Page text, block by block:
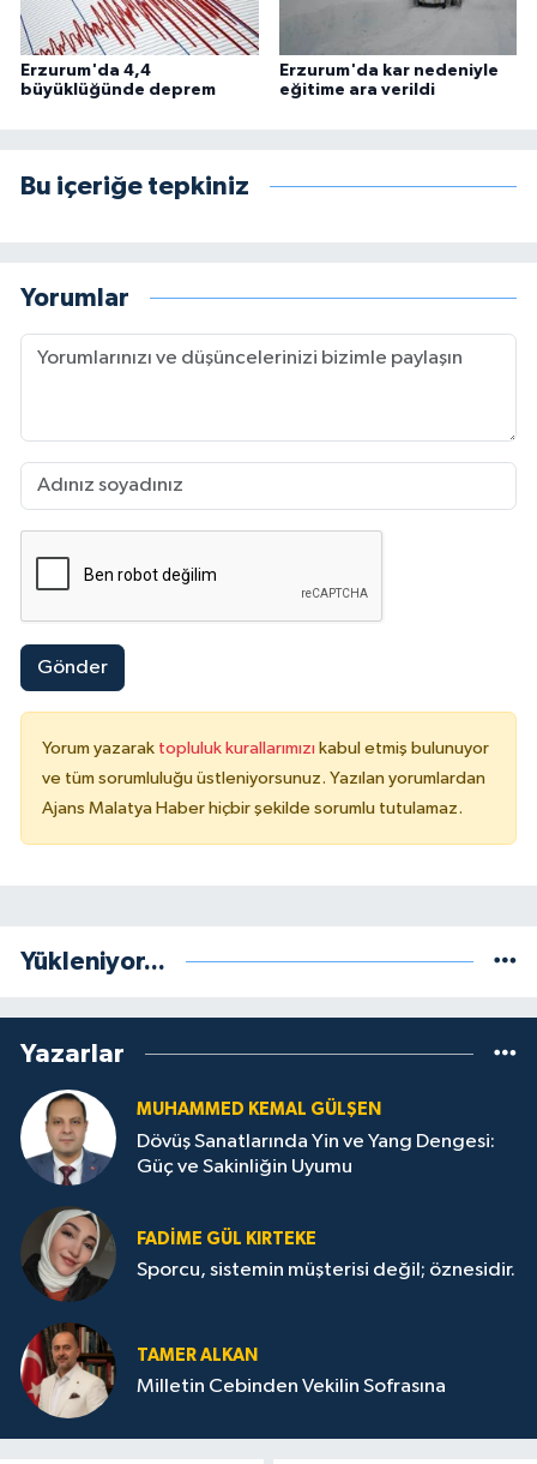
Erzurum'da 4,4
büyüklüğünde deprem
Erzurum'da kar nedeniyle
eğitime ara verildi
Bu içeriğe tepkiniz
Yorumlar
Gönder
Yorum yazarak topluluk kurallarımızı kabul etmiş bulunuyor
ve tüm sorumluluğu üstleniyorsunuz. Yazılan yorumlardan
Ajans Malatya Haber hiçbir şekilde sorumlu tutulamaz.
Yükleniyor...
Yazarlar
MUHAMMED KEMAL GÜLŞEN
Dövüş Sanatlarında Yin ve Yang Dengesi:
Güç ve Sakinliğin Uyumu
FADIME GÜL KIRTEKE
Sporcu, sistemin müşterisi değil; öznesidir.
TAMER ALKAN
Milletin Cebinden Vekilin Sofrasına